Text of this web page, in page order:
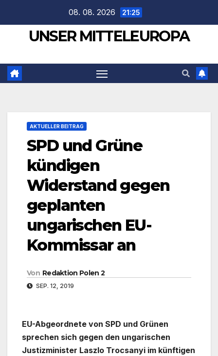
springen
08. 08. 2026 21:25
UNSER MITTELEUROPA
AKTUELLER BEITRAG
SPD und Grüne
kündigen
Widerstand gegen
geplanten
ungarischen EU-
Kommissar an
Von Redaktion Polen 2
SEP. 12, 2019
EU-Abgeordnete von SPD und Grünen
sprechen sich gegen den ungarischen
Justizminister Laszlo Trocsanyi im künftigen